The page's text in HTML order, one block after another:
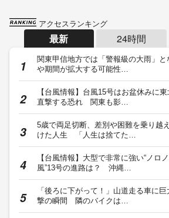
アクセスランキング
最新 24時間
関東甲信地方では「警報級の大雨」と
や期間が拡大する可能性…
【台風情報】台風15号はお盆休みに
直撃する恐れ 関東も影…
5歳で両足切断、差別や困難を乗り越
けた人生 「人生は捨てた…
【台風情報】大型で非常に強い“ノロ
風”13号の進路は？ 沖縄…
「後ろに下がって！」山道走る車に巨
撃の瞬間 隣のバイクは…